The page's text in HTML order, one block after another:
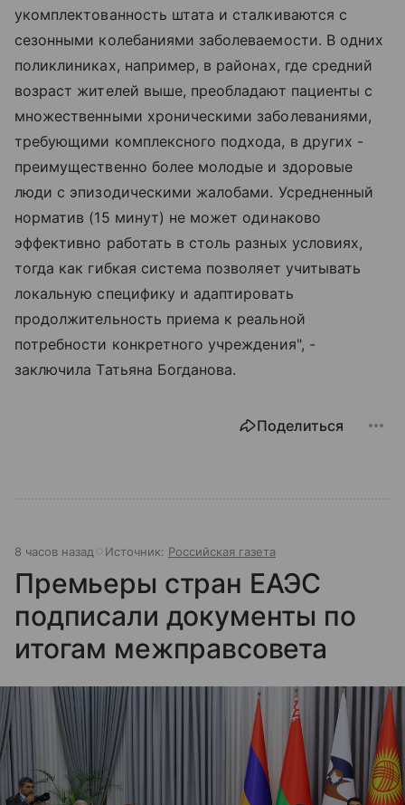
укомплектованность штата и сталкиваются с
сезонными колебаниями заболеваемости. В одних
поликлиниках, например, в районах, где средний
возраст жителей выше, преобладают пациенты с
множественными хроническими заболеваниями,
требующими комплексного подхода, в других -
преимущественно более молодые и здоровые
люди с эпизодическими жалобами. Усредненный
норматив (15 минут) не может одинаково
эффективно работать в столь разных условиях,
тогда как гибкая система позволяет учитывать
локальную специфику и адаптировать
продолжительность приема к реальной
потребности конкретного учреждения", -
заключила Татьяна Богданова.
Поделиться
8 часов назад Источник: Российская газета
Премьеры стран ЕАЭС
подписали документы по
итогам межправсовета